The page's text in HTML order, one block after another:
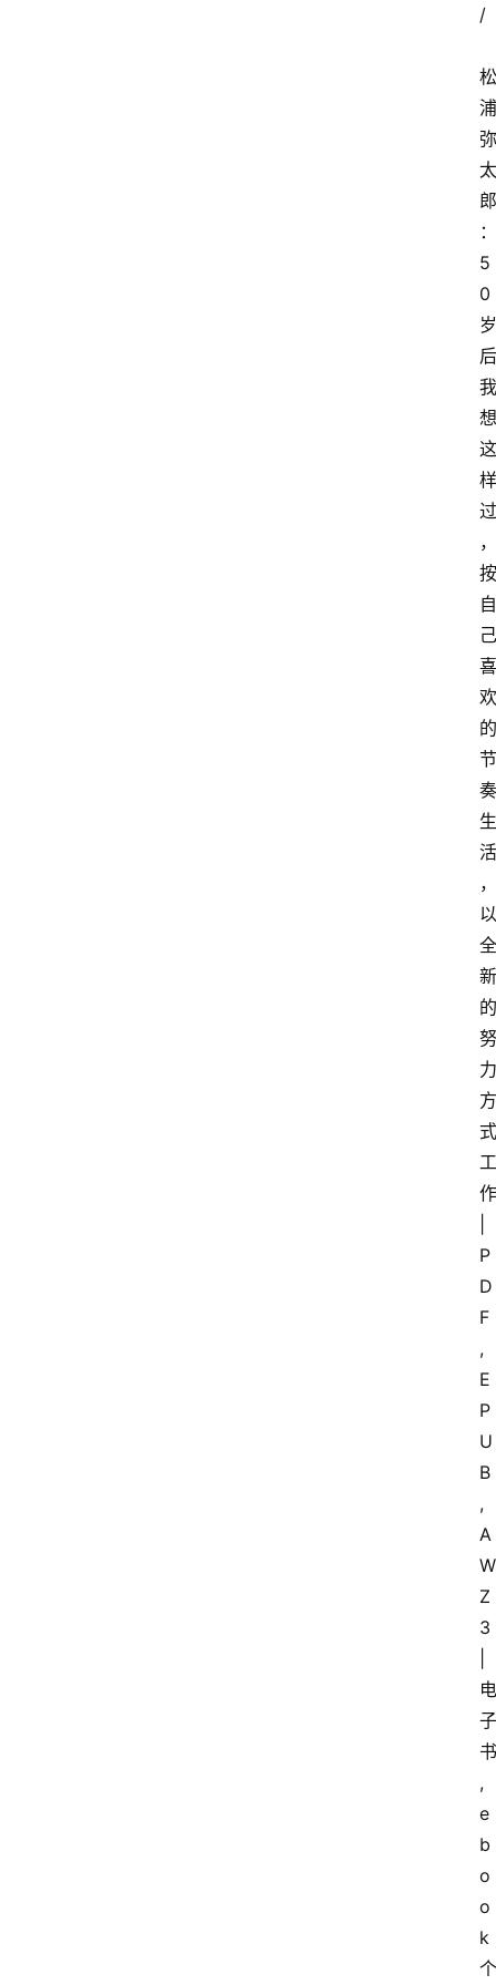
/
松
浦
弥
太
郎
：
5
0
岁
后
我
想
这
样
过
，
按
自
己
喜
欢
的
节
奏
生
活
，
以
全
新
的
努
力
方
式
工
作
P
D
F
,
E
P
U
B
,
A
W
Z
3
电
子
书
,
e
b
o
o
k
个